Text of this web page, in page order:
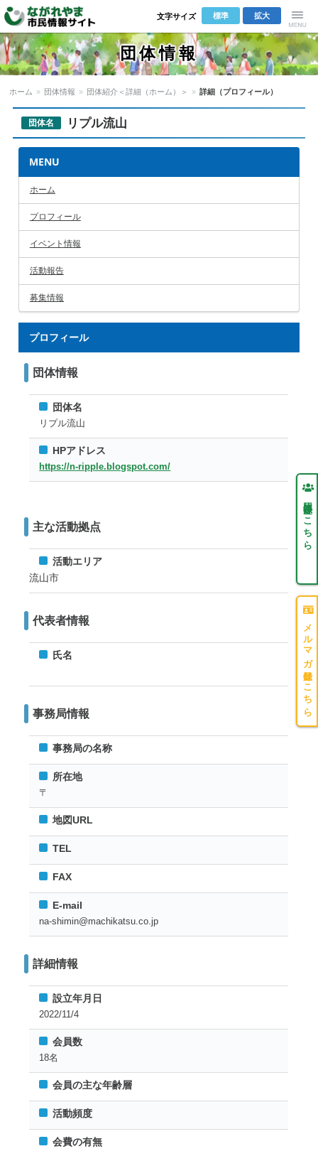
Menu
拡大
標準
文字サイズ
団体情報
ホーム » 団体情報 » 団体紹介＜詳細（ホーム）＞ » 詳細（プロフィール）
団体名 リプル流山
MENU
ホーム
プロフィール
イベント情報
活動報告
募集情報
プロフィール
団体情報
団体名
リプル流山
HPアドレス
https://n-ripple.blogspot.com/
主な活動拠点
活動エリア
流山市
代表者情報
氏名
事務局情報
事務局の名称
所在地
〒
地図URL
TEL
FAX
E-mail
na-shimin@machikatsu.co.jp
詳細情報
設立年月日
2022/11/4
会員数
18名
会員の主な年齢層
活動頻度
会費の有無
団体登録はこちら
メルマガ登録はこちら